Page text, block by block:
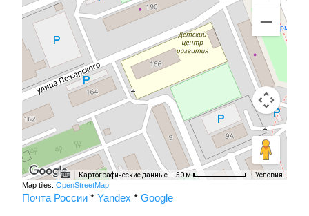
Картографические данные 50 м Условия
Map tiles: OpenStreetMap
Почта России * Yandex * Google